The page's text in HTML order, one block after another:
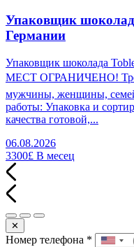
Упаковщик
Германии
Упаковщик шоколада
МЕСТ ОГРАНИЧЕНО!
мужчины, женщины,
работы: Упаковка и
качества готовой,...
06.08.2026
3300£ В месец
✕
Номер телефона *